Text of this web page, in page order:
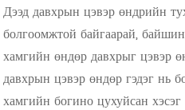
Дээд давхрын цэвэр өндрийн
болгоомжтой байгаарай,
хамгийн өндөр давхрыг цэвэр
давхрын цэвэр өндөр гэдэг нь
хамгийн богино цухуйсан